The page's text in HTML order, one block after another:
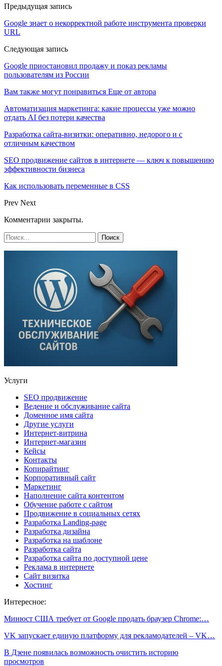
Предыдущая запись
Google знает о некорректной работе инструмента проверки
URL
Следующая запись
Google приостановил продажу и показ рекламы
пользователям из России
Вам также могут понравиться Еще от автора
Автоматизация маркетинга: какие процессы уже можно
отдать AI без потери качества
Разработка сайта-визитки: оперативно, недорого и с
отличным качеством
SEO продвижение сайтов в интернете — ключ к повышению
эффективности бизнеса
Как использовать переменные в CSS
Prev Next
Комментарии закрыты.
Услуги
SEO продвижение
Ведение и обслуживание сайта
Доменное имя сайта
Другие услуги
Интернет-витрина
Интернет-магазин
Кейсы
Контакты
Копирайтинг
Корпоративный сайт
Маркетинг
Наполнение сайта контентом
Обучение работе с сайтом
Продвижение в социальных сетях
Разработка Landing-page
Разработка дизайна
Разработка на шаблоне
Разработка сайта
Разработка сайта по доступной цене
Реклама в интернете
Сайт визитка
Хостинг
Интересное:
Минюст США требует от Google продать браузер Chrome:…
VK запускает единую платформу для рекламодателей – VK…
В Дзене появилась возможность очистить историю
просмотров